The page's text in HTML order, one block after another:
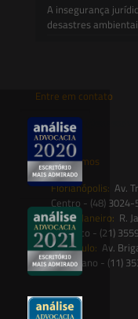
A insegurança
desastres
Entre em contato
Onde estamos
Florianópolis: Av.
Centro - (48) 3024-
Rio de Janeiro: R.
Botânico - (21)
São Paulo: Av.
Paulistano - (11)
Siga-nos